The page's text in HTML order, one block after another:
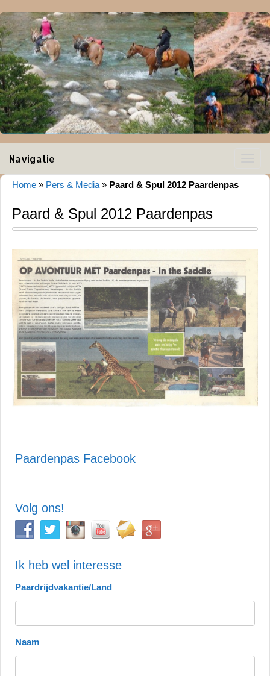
Navigatie
Home » Pers & Media » Paard & Spul 2012 Paardenpas
Paard & Spul 2012 Paardenpas
Paardenpas Facebook
Volg ons!
Ik heb wel interesse
Paardrijdvakantie/Land
Naam